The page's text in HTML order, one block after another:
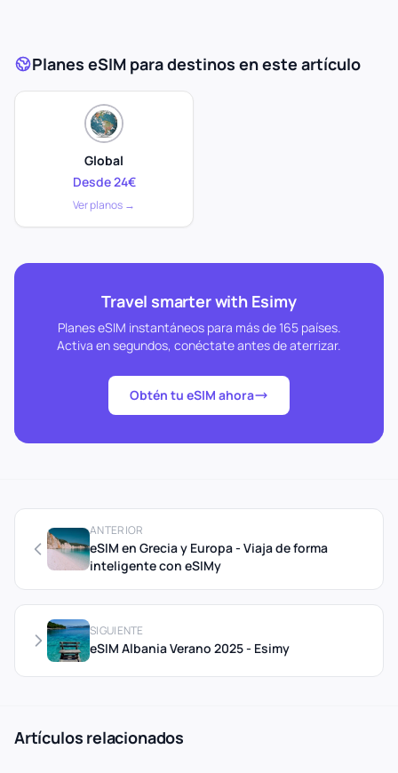
Planes eSIM para destinos en este artículo
Global
Desde 24€
Ver planos →
Travel smarter with Esimy
Planes eSIM instantáneos para más de 165 países.
Activa en segundos, conéctate antes de aterrizar.
Obtén tu eSIM ahora
ANTERIOR
eSIM en Grecia y Europa - Viaja de forma
inteligente con eSIMy
SIGUIENTE
eSIM Albania Verano 2025 - Esimy
Artículos relacionados